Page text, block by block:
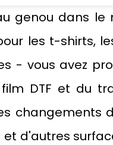
genou dans le
les t-shirts,
- vous avez
DTF et du
changements
d'autres